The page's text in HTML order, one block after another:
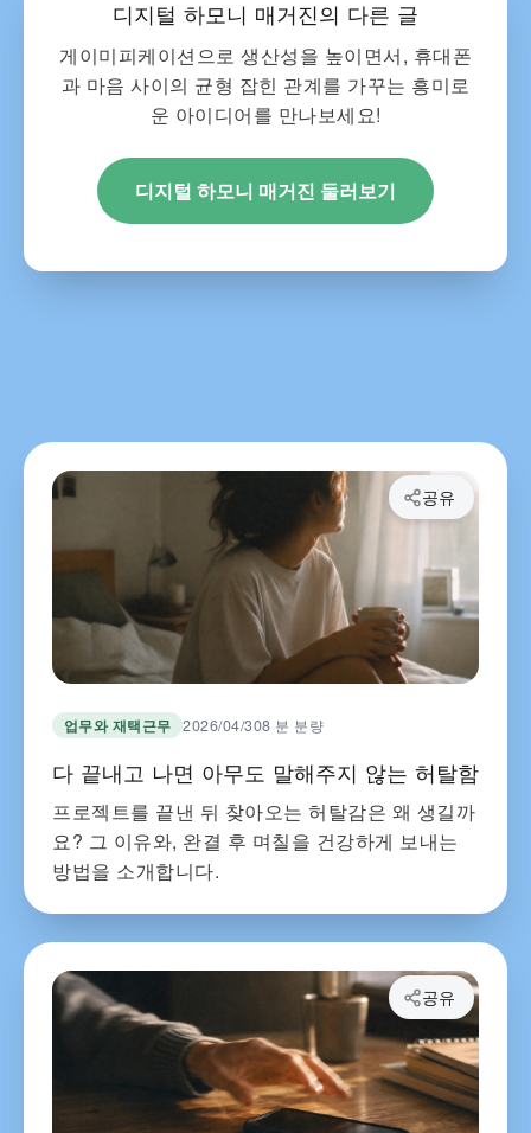
디지털 하모니 매거진의 다른 글
게이미피케이션으로 생산성을 높이면서, 휴대폰
과 마음 사이의 균형 잡힌 관계를 가꾸는 흥미로
운 아이디어를 만나보세요!
디지털 하모니 매거진 둘러보기
업무와 재택근무 2026/04/308 분 분량
다 끝내고 나면 아무도 말해주지 않는 허탈함
프로젝트를 끝낸 뒤 찾아오는 허탈감은 왜 생길까
요? 그 이유와, 완결 후 며칠을 건강하게 보내는
방법을 소개합니다.
공유
공유